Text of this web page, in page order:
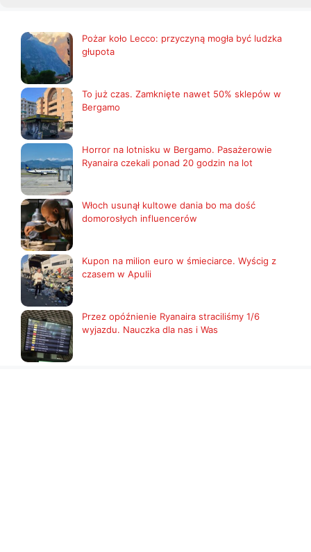
Pożar koło Lecco: przyczyną mogła być ludzka
głupota
To już czas. Zamknięte nawet 50% sklepów w
Bergamo
Horror na lotnisku w Bergamo. Pasażerowie
Ryanaira czekali ponad 20 godzin na lot
Włoch usunął kultowe dania bo ma dość
domorosłych influencerów
Kupon na milion euro w śmieciarce. Wyścig z
czasem w Apulii
Przez opóźnienie Ryanaira straciliśmy 1/6
wyjazdu. Nauczka dla nas i Was